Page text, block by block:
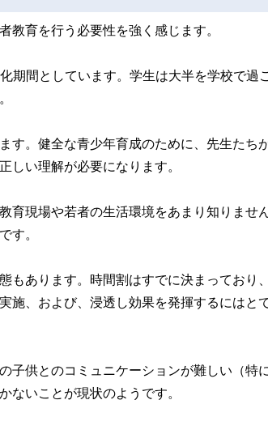
教育を行う必要性を強く感じます。
期間としています。学生は大半を学校で過
す。健全な青少年育成のために、先生たち
しい理解が必要になります。
育現場や若者の生活環境をあまり知りませ
す。
もあります。時間割はすでに決まっており
施、および、浸透し効果を発揮するにはと
子供とのコミュニケーションが難しい（特
ないことが現状のようです。